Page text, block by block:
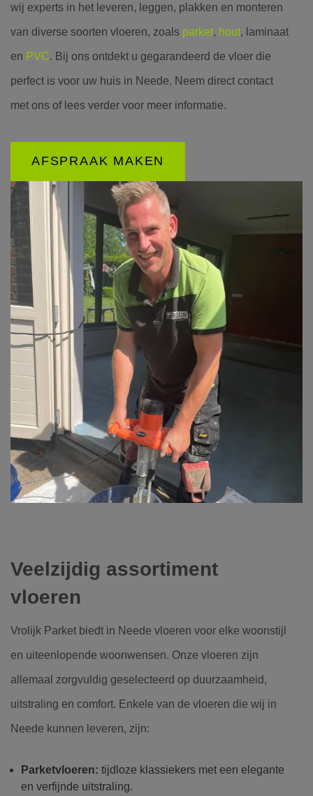
wij experts in het leveren, leggen, plakken en monteren
van diverse soorten vloeren, zoals parket, hout, laminaat
en PVC. Bij ons ontdekt u gegarandeerd de vloer die
perfect is voor uw huis in Neede. Neem direct contact
met ons of lees verder voor meer informatie.
AFSPRAAK MAKEN
Veelzijdig assortiment
vloeren
Vrolijk Parket biedt in Neede vloeren voor elke woonstijl
en uiteenlopende woonwensen. Onze vloeren zijn
allemaal zorgvuldig geselecteerd op duurzaamheid,
uitstraling en comfort. Enkele van de vloeren die wij in
Neede kunnen leveren, zijn:
Parketvloeren: tijdloze klassiekers met een elegante
en verfijnde uitstraling.